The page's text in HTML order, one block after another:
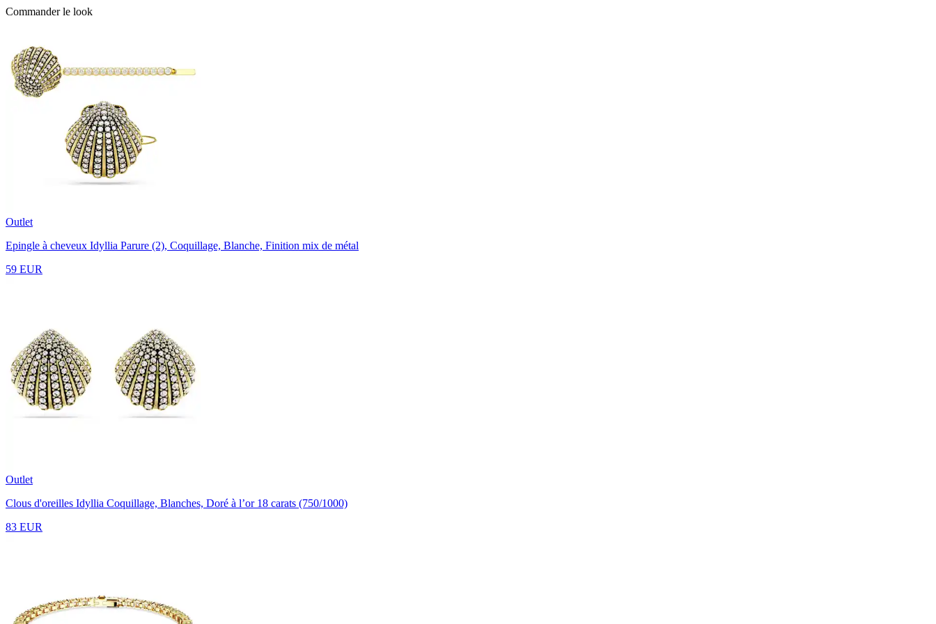
Commander le look
Outlet
Epingle à cheveux Idyllia Parure (2), Coquillage, Blanche, Finition mix de métal
59 EUR
Outlet
Clous d'oreilles Idyllia Coquillage, Blanches, Doré à l’or 18 carats (750/1000)
83 EUR